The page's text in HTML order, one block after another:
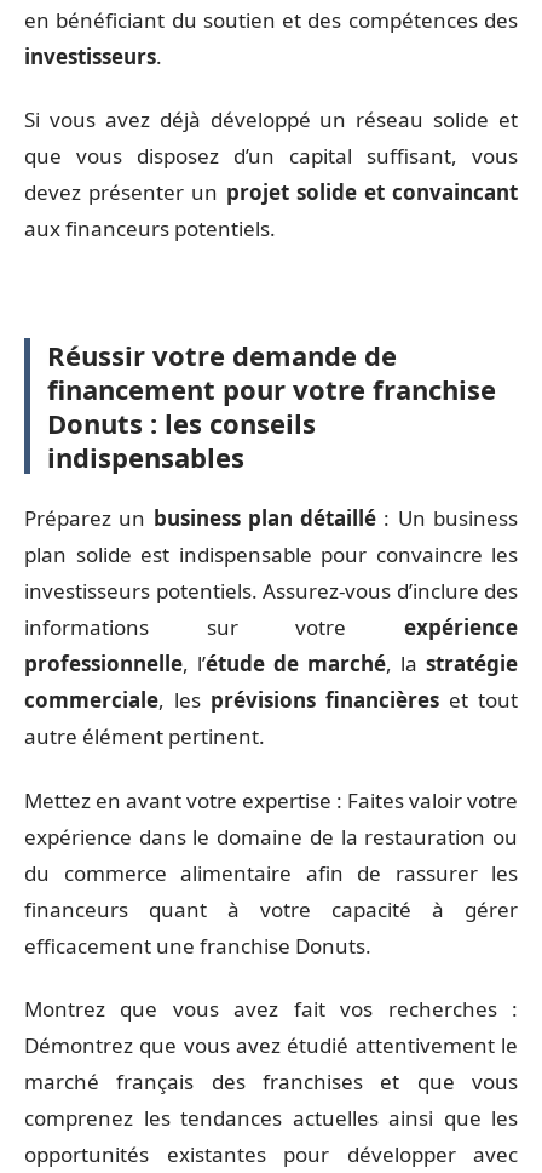
en bénéficiant du soutien et des compétences des
investisseurs.
Si vous avez déjà développé un réseau solide et
que vous disposez d’un capital suffisant, vous
devez présenter un projet solide et convaincant
aux financeurs potentiels.
Réussir votre demande de
financement pour votre franchise
Donuts : les conseils
indispensables
Préparez un business plan détaillé : Un business
plan solide est indispensable pour convaincre les
investisseurs potentiels. Assurez-vous d’inclure des
informations sur votre expérience
professionnelle, l’étude de marché, la stratégie
commerciale, les prévisions financières et tout
autre élément pertinent.
Mettez en avant votre expertise : Faites valoir votre
expérience dans le domaine de la restauration ou
du commerce alimentaire afin de rassurer les
financeurs quant à votre capacité à gérer
efficacement une franchise Donuts.
Montrez que vous avez fait vos recherches :
Démontrez que vous avez étudié attentivement le
marché français des franchises et que vous
comprenez les tendances actuelles ainsi que les
opportunités existantes pour développer avec